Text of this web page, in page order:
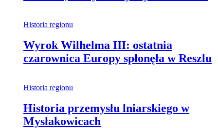
Historia regionu
Wyrok Wilhelma III: ostatnia
czarownica Europy spłonęła w Reszlu
Historia regionu
Historia przemysłu lniarskiego w
Mysłakowicach